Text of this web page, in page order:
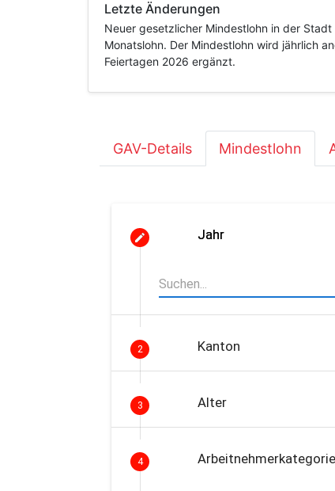
Letzte Änderungen
Neuer gesetzlicher Mindestlohn in der
Monatslohn. Der Mindestlohn wird jährlich
Feiertagen 2026 ergänzt.
GAV-Details Mindestlohn
Jahr
2 Kanton
3 Alter
4